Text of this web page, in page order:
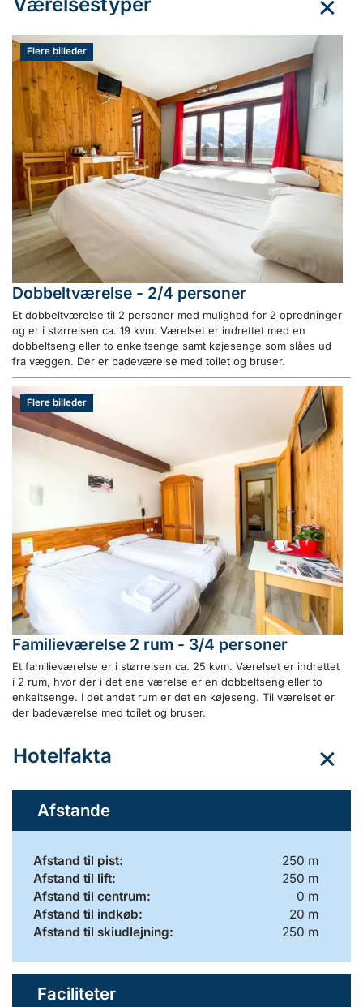
Flere billeder
Dobbeltværelse - 2/4 personer
Et dobbeltværelse til 2 personer med mulighed for 2 opredninger
og er i størrelsen ca. 19 kvm. Værelset er indrettet med en
dobbeltseng eller to enkeltsenge samt køjesenge som slåes ud
fra væggen. Der er badeværelse med toilet og bruser.
Flere billeder
Familieværelse 2 rum - 3/4 personer
Et familieværelse er i størrelsen ca. 25 kvm. Værelset er indrettet
i 2 rum, hvor der i det ene værelse er en dobbeltseng eller to
enkeltsenge. I det andet rum er det en køjeseng. Til værelset er
der badeværelse med toilet og bruser.
Hotelfakta
Afstande
Afstand til pist:
250 m
Afstand til lift:
250 m
Afstand til centrum:
0 m
Afstand til indkøb:
20 m
Afstand til skiudlejning:
250 m
Faciliteter